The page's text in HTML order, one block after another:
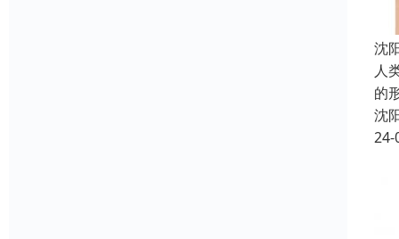
沈
人
的
沈
24-